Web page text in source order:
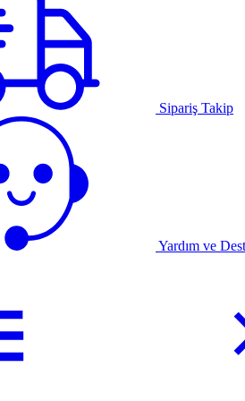
Sipariş Takip
Yardım ve